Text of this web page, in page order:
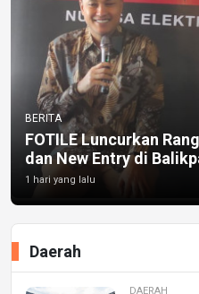
BERITA
FOTILE Luncurkan
dan New Entry di
1 hari yang lalu
Daerah
DAERAH